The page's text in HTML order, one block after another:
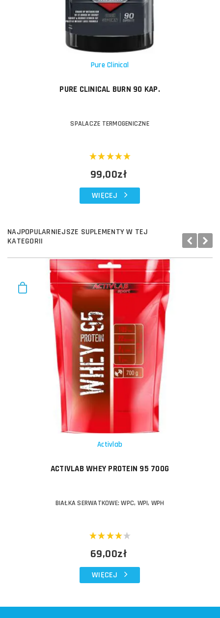
Pure Clinical
PURE CLINICAL BURN 90 KAP.
SPALACZE TERMOGENICZNE
99,00zł
WIĘCEJ
NAJPOPULARNIEJSZE SUPLEMENTY W TEJ
KATEGORII
Activlab
ACTIVLAB WHEY PROTEIN 95 700G
BIAŁKA SERWATKOWE: WPC, WPI, WPH
69,00zł
WIĘCEJ